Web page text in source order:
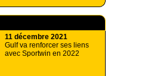
11 décembre 2021
Gulf va renforcer ses liens
avec Sportwin en 2022